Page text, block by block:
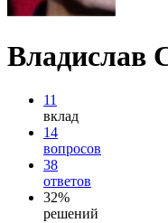
Владислав
11
вклад
14
вопросов
38
ответов
32%
решений